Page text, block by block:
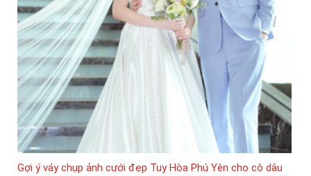
Gợi ý váy chụp ảnh cưới đẹp Tuy Hòa Phú Yên cho cô dâu